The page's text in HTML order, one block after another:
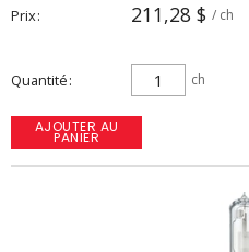
Prix 211,28 $ / ch
Quantité ch
AJOUTER AU
PANIER